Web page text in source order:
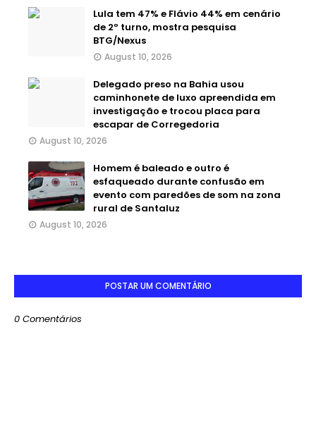
Lula tem 47% e Flávio 44% em cenário
de 2º turno, mostra pesquisa
BTG/Nexus
August 10, 2026
Delegado preso na Bahia usou
caminhonete de luxo apreendida em
investigação e trocou placa para
escapar de Corregedoria
August 10, 2026
Homem é baleado e outro é
esfaqueado durante confusão em
evento com paredões de som na zona
rural de Santaluz
August 10, 2026
POSTAR UM COMENTÁRIO
0 Comentários